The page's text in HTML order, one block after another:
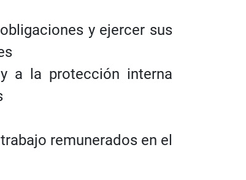
y ejercer sus
a la protección interna
remunerados en el